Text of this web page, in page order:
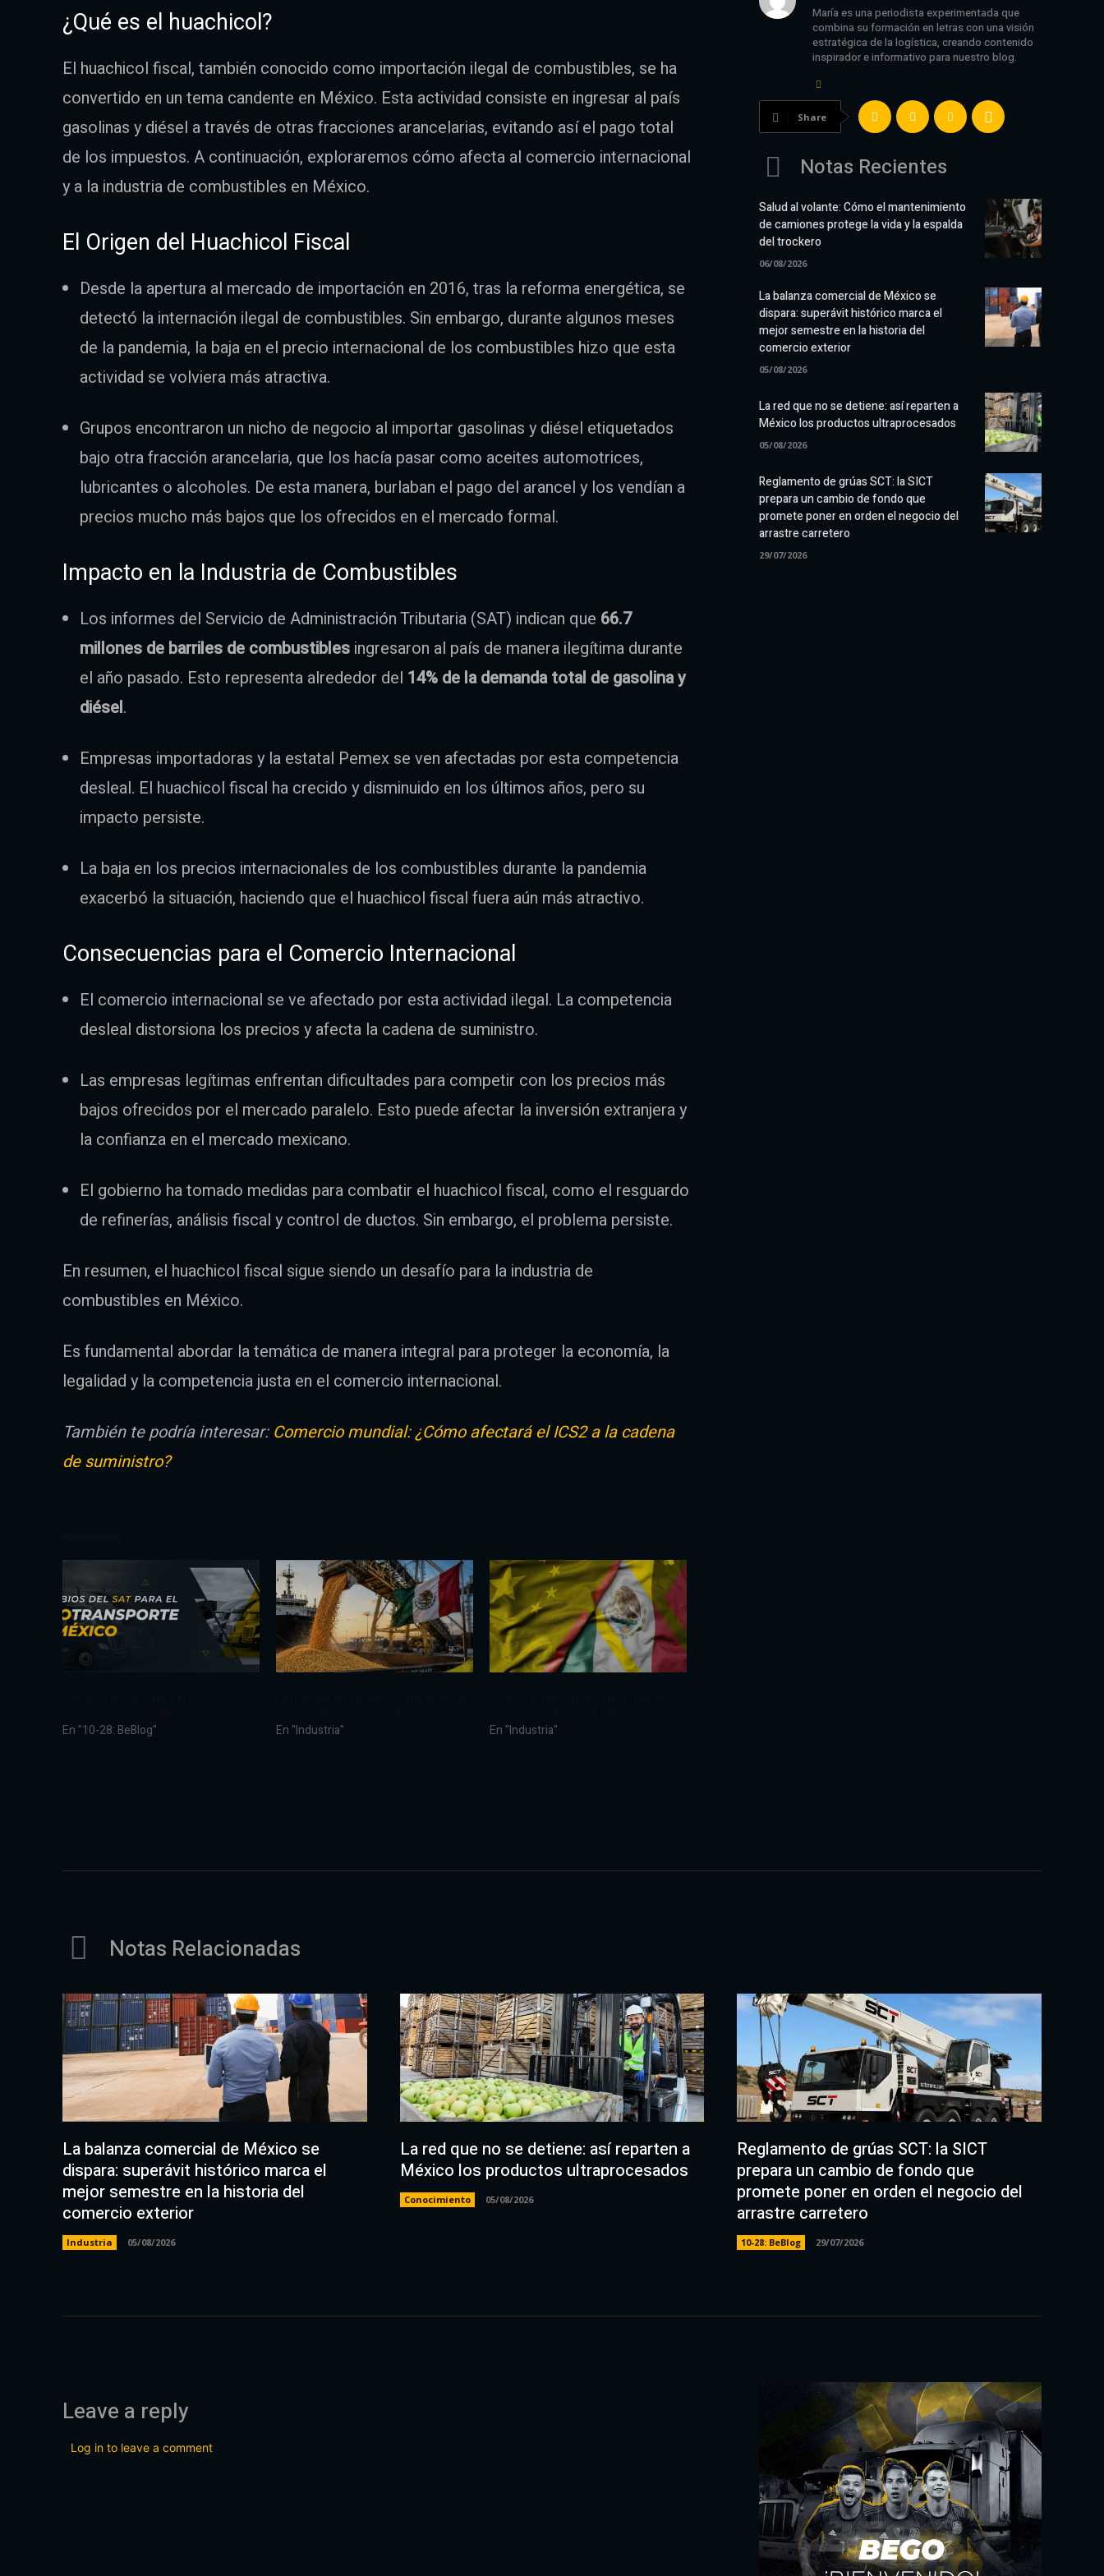
¿Qué es el huachicol?
El huachicol fiscal, también conocido como importación ilegal de combustibles, se ha
convertido en un tema candente en México. Esta actividad consiste en ingresar al país
gasolinas y diésel a través de otras fracciones arancelarias, evitando así el pago total
de los impuestos. A continuación, exploraremos cómo afecta al comercio internacional
y a la industria de combustibles en México.
El Origen del Huachicol Fiscal
Desde la apertura al mercado de importación en 2016, tras la reforma energética, se
detectó la internación ilegal de combustibles. Sin embargo, durante algunos meses
de la pandemia, la baja en el precio internacional de los combustibles hizo que esta
actividad se volviera más atractiva.
Grupos encontraron un nicho de negocio al importar gasolinas y diésel etiquetados
bajo otra fracción arancelaria, que los hacía pasar como aceites automotrices,
lubricantes o alcoholes. De esta manera, burlaban el pago del arancel y los vendían a
precios mucho más bajos que los ofrecidos en el mercado formal.
Impacto en la Industria de Combustibles
Los informes del Servicio de Administración Tributaria (SAT) indican que 66.7
millones de barriles de combustibles ingresaron al país de manera ilegítima durante
el año pasado. Esto representa alrededor del 14% de la demanda total de gasolina y
diésel.
Empresas importadoras y la estatal Pemex se ven afectadas por esta competencia
desleal. El huachicol fiscal ha crecido y disminuido en los últimos años, pero su
impacto persiste.
La baja en los precios internacionales de los combustibles durante la pandemia
exacerbó la situación, haciendo que el huachicol fiscal fuera aún más atractivo.
Consecuencias para el Comercio Internacional
El comercio internacional se ve afectado por esta actividad ilegal. La competencia
desleal distorsiona los precios y afecta la cadena de suministro.
Las empresas legítimas enfrentan dificultades para competir con los precios más
bajos ofrecidos por el mercado paralelo. Esto puede afectar la inversión extranjera y
la confianza en el mercado mexicano.
El gobierno ha tomado medidas para combatir el huachicol fiscal, como el resguardo
de refinerías, análisis fiscal y control de ductos. Sin embargo, el problema persiste.
En resumen, el huachicol fiscal sigue siendo un desafío para la industria de
combustibles en México.
Es fundamental abordar la temática de manera integral para proteger la economía, la
legalidad y la competencia justa en el comercio internacional.
También te podría interesar: Comercio mundial: ¿Cómo afectará el ICS2 a la cadena
de suministro?
En "10-28: BeBlog"
En "Industria"
En "Industria"
María es una periodista experimentada que
combina su formación en letras con una visión
estratégica de la logística, creando contenido
inspirador e informativo para nuestro blog.
Share
Notas Recientes
Salud al volante: Cómo el mantenimiento
de camiones protege la vida y la espalda
del trockero
06/08/2026
La balanza comercial de México se
dispara: superávit histórico marca el
mejor semestre en la historia del
comercio exterior
05/08/2026
La red que no se detiene: así reparten a
México los productos ultraprocesados
05/08/2026
Reglamento de grúas SCT: la SICT
prepara un cambio de fondo que
promete poner en orden el negocio del
arrastre carretero
29/07/2026
Notas Relacionadas
La balanza comercial de México se
dispara: superávit histórico marca el
mejor semestre en la historia del
comercio exterior
Industria 05/08/2026
La red que no se detiene: así reparten a
México los productos ultraprocesados
Conocimiento 05/08/2026
Reglamento de grúas SCT: la SICT
prepara un cambio de fondo que
promete poner en orden el negocio del
arrastre carretero
10-28: BeBlog 29/07/2026
Leave a reply
Log in to leave a comment